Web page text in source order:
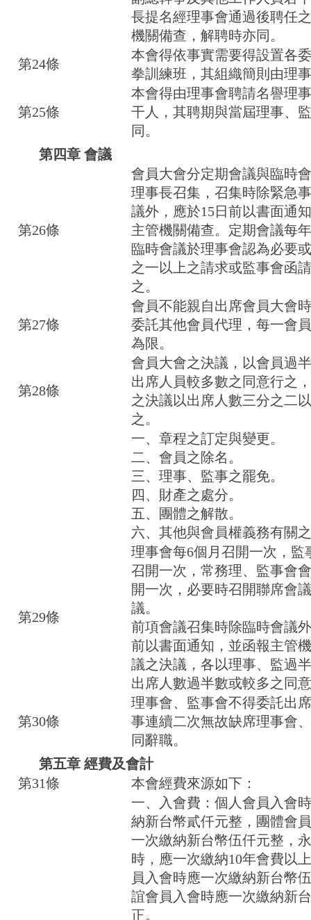
長提名經理事會通過後聘任
機關備查，解聘時亦同。
第24條
本會得依事實需要得設置各
拳訓練班，其組織簡則由理
第25條
本會得由理事會聘請名譽理
干人，其聘期與當屆理事、
同。
第四章 會議
第26條
會員大會分定期會議與臨時
理事長召集，召集時除緊急
議外，應於15日前以書面通
主管機關備查。定期會議每
臨時會議於理事會認為必要
之一以上之請求或監事會函
之。
第27條
會員不能親自出席會員大會
委託其他會員代理，每一會
為限。
第28條
會員大會之決議，以會員過
出席人員較多數之同意行之
之決議以出席人數三分之二
之。
一、章程之訂定與變更。
二、會員之除名。
三、理事、監事之罷免。
四、財產之處分。
五、團體之解散。
六、其他與會員權義務有關
第29條
理事會每6個月召開一次，監
召開一次，常務理、監事會
開一次，必要時召開聯席會
議。
前項會議召集時除臨時會議
前以書面通知，並函報主管
議之決議，各以理事、監過
出席人數過半數或較多之同
第30條
理事會、監事會不得委託出
事連續二次無故缺席理事會
同辭職。
第五章 經費及會計
第31條
本會經費來源如下：
一、入會費：個人會員入會
納新台幣貳仟元整，團體會
一次繳納新台幣伍仟元整，
時，應一次繳納10年會費以
員入會時應一次繳納新台幣
誼會員入會時應一次繳納新
正。